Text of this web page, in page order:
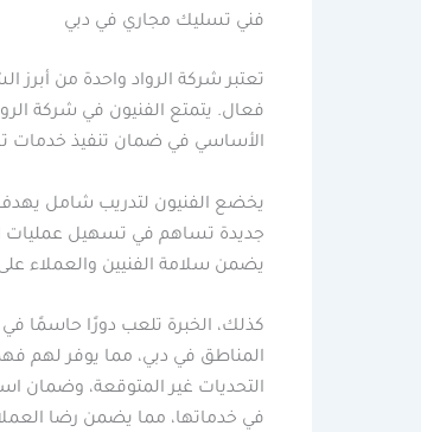
فني تسليك مجاري في دبي
تعتبر شركة الرواد واحدة من
فعال. يتمتع الفنيون في شركة
الأساسي في ضمان تنفيذ خدمات
يخضع الفنيون لتدريب شامل يهدف
جديدة تساهم في تسهيل عمليات
يضمن سلامة الفنيين والعملاء
كذلك، الخبرة تلعب دورًا حاسمًا
المناطق في دبي، مما يوفر لهم
التحديات غير المتوقعة، وضمان
في خدماتها، مما يضمن رضا